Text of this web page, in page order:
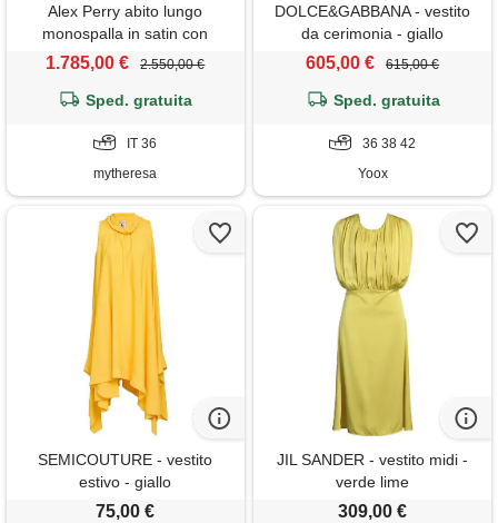
Alex Perry abito lungo
monospalla in satin con
mantella
1.785,00 € 2.550,00 €
Sped. gratuita
IT 36
mytheresa
DOLCE&GABBANA - vestito
da cerimonia - giallo
605,00 € 615,00 €
Sped. gratuita
36 38 42
Yoox
SEMICOUTURE - vestito
estivo - giallo
75,00 €
JIL SANDER - vestito midi -
verde lime
309,00 €